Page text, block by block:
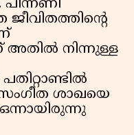
പിന്നണി
അതിൽ നിന്നുള്ള
ശാഖയെ